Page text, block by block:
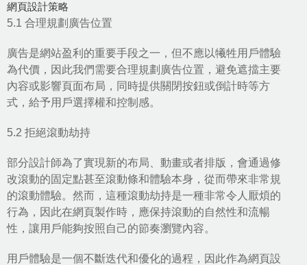
網頁設計策略
5.1 合理規劃廣告位置
廣告是網站盈利的重要手段之一，但不應以犧牲用戶體驗
為代價，因此我們需要合理規劃廣告位置，避免遮擋主要
內容或影響頁面布局，同時提供關閉按鈕或倒計時等方
式，給予用戶選擇權和控制感。
5.2 拒絕滾動劫持
部分設計師為了實現新的布局、動畫或者排版，會通過修
改滾動的固定點甚至滾動條和體驗本身，從而帶來非常規
的滾動體驗。然而，這種滾動劫持是一種非常令人厭煩的
行為，因此在網頁製作時，應保持滾動的自然性和流暢
性，讓用戶能夠按照自己的節奏瀏覽內容。
用戶體驗是一個不斷迭代和優化的過程，因此作為網頁設